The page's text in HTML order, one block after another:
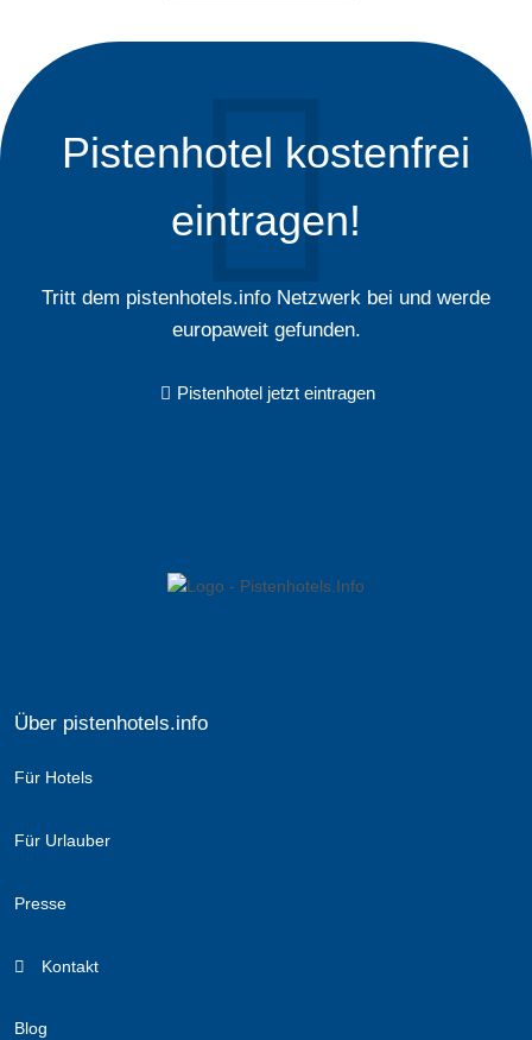
Pistenhotel kostenfrei
eintragen!
Tritt dem pistenhotels.info Netzwerk bei und werde
europaweit gefunden.
Pistenhotel jetzt eintragen
Über pistenhotels.info
Für Hotels
Für Urlauber
Presse
Kontakt
Blog